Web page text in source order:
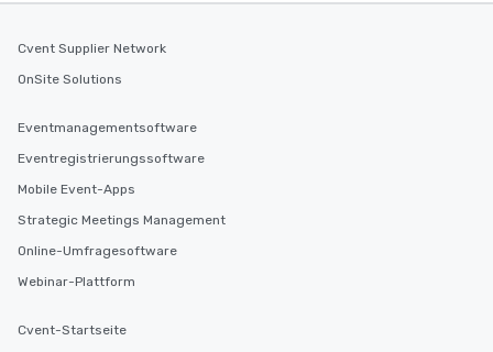
Cvent Supplier Network
OnSite Solutions
Eventmanagementsoftware
Eventregistrierungssoftware
Mobile Event-Apps
Strategic Meetings Management
Online-Umfragesoftware
Webinar-Plattform
Cvent-Startseite